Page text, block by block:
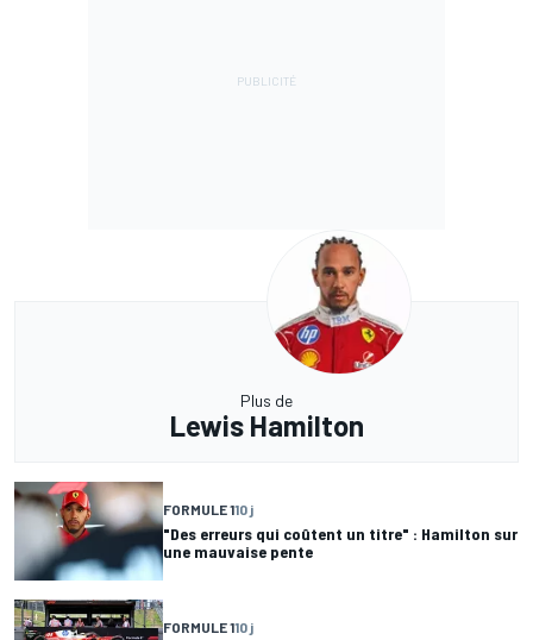
Plus de
Lewis Hamilton
FORMULE 110 j
"Des erreurs qui coûtent un titre" : Hamilton sur
une mauvaise pente
FORMULE 110 j